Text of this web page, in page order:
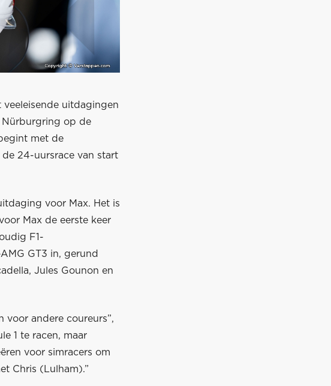
veeleisende uitdagingen
Nürburgring op de
met de
24-uursrace van start
voor Max. Het is
Max de eerste keer
F1-
GT3 in, gerund
Jules Gounon en
voor andere coureurs”,
1 te racen, maar
voor simracers om
Chris (Lulham).”